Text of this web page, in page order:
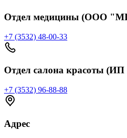
Отдел медицины (ООО
+7 (3532) 48-00-33
Отдел салона красоты
+7 (3532) 96-88-88
Адрес